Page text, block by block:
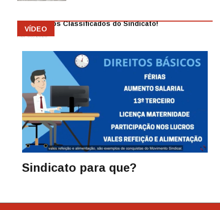
Anuncie nos Classificados do Sindicato!
Abr 08, 2026
VÍDEO
Sindicato para que?